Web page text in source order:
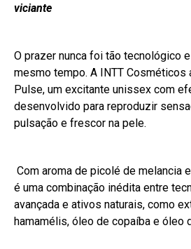
viciante
O prazer nunca foi tão tecnológico
mesmo tempo. A INTT Cosméticos
Pulse, um excitante unissex com
desenvolvido para reproduzir
pulsação e frescor na pele.
Com aroma de picolé de melancia
é uma combinação inédita entre
avançada e ativos naturais, como
hamamélis, óleo de copaíba e óleo